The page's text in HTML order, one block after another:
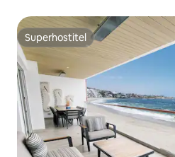
Superhostitel
Superhostitel